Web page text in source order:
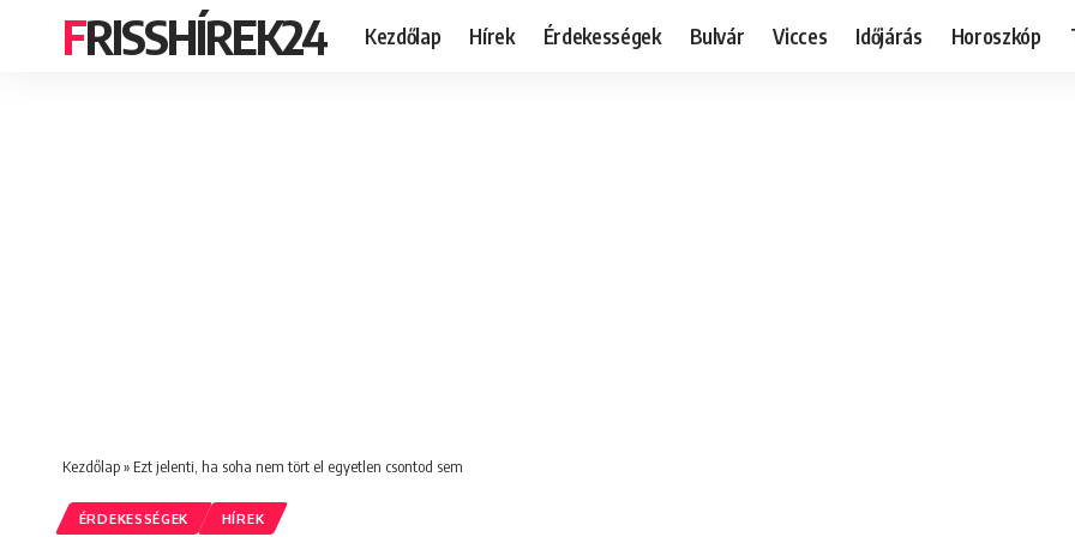
FRISSHÍREK24 Kezdőlap Hírek Érdekességek Bulvár Vicces Időjárás Horoszkóp
Kezdőlap» Ezt jelenti, ha soha nem tört el egyetlen csontod sem
ÉRDEKESSÉGEK HÍREK